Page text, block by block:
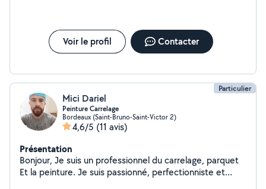
faience, *la maçonnerie (chape, dalle, murette, enduit,
crépi, terrassement, trou de -piscine) *Installation et
montage de cuisines - Ikea - Leroy Merlin - Maison du
Voir le profil Contacter
Particulier
Mici Dariel
Peinture Carrelage
Bordeaux (Saint-Bruno-Saint-Victor 2)
4,6/5 (11 avis)
Présentation
Bonjour, Je suis un professionnel du carrelage, parquet
Et la peinture. Je suis passionné, perfectionniste et